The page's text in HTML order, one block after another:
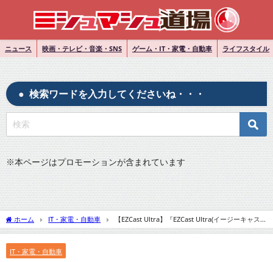
ニュース 映画・テレビ・音楽・SNS ゲーム・IT・家電・自動車 ライフスタイル
検索ワードを入力してくださいね・・・
※本ページはプロモーションが含まれています
ホーム IT・家電・自動車
【EZCast Ultra】『EZCast Ultra(イージーキャス
トウルトラ)を8月4日に発売 スマートフォンなどの画像や音声を簡単に大画面で』に
IT・家電・自動車